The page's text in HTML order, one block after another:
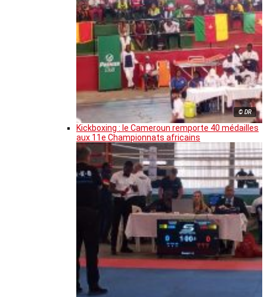
© DR
Kickboxing : le Cameroun remporte 40 médailles
aux 11e Championnats africains